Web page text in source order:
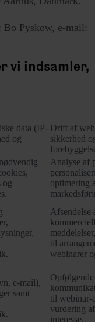
Bo Pyskow, e-mail:
vi indsamler,
data (IP-
og
Drift af
sikkerhed
og
Analyse af
optimering
Afsendelse
til
webinarer
e-mail),
samt
Opfølgende
til webinar-
vurdering
interesse.